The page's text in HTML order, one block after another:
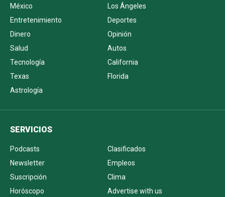
México
Los Ángeles
Entretenimiento
Deportes
Dinero
Opinión
Salud
Autos
Tecnología
California
Texas
Florida
Astrología
SERVICIOS
Podcasts
Clasificados
Newsletter
Empleos
Suscripción
Clima
Horóscopo
Advertise with us